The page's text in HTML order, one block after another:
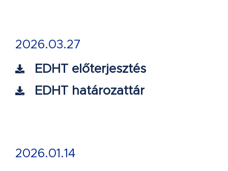
2026.03.27
EDHT előterjesztés
EDHT határozattár
2026.01.14